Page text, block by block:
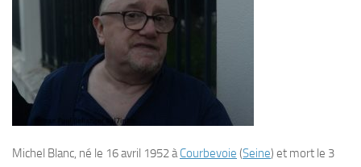
Michel Blanc, né le 16 avril 1952àCourbevoie (Seine) et mort le 3